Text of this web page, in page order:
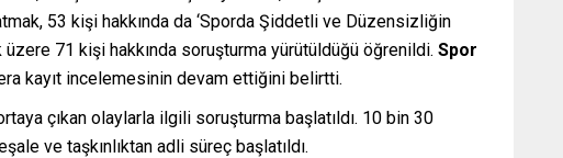
53 kişi hakkında da ‘Sporda Şiddetli ve Düzensizliğin
üzere 71 kişi hakkında soruşturma yürütüldüğü öğrenildi. Spor
kayıt incelemesinin devam ettiğini belirtti.
çıkan olaylarla ilgili soruşturma başlatıldı. 10 bin 30
ve taşkınlıktan adli süreç başlatıldı.